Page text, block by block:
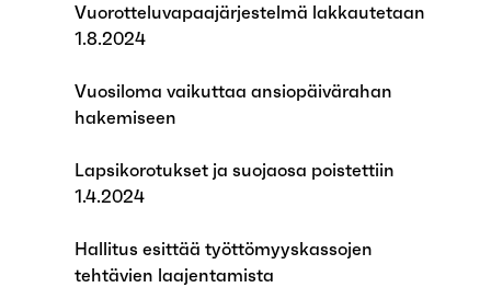
Vuorotteluvapaajärjestelmä lakkautetaan
1.8.2024
Vuosiloma vaikuttaa ansiopäivärahan
hakemiseen
Lapsikorotukset ja suojaosa poistettiin
1.4.2024
Hallitus esittää työttömyyskassojen
tehtävien laajentamista